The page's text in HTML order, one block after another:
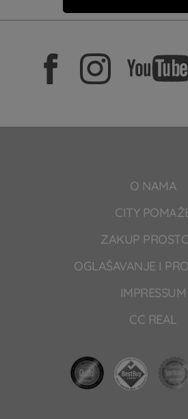
O NAMA
CITY
ZAKUP
OGLAŠAVANJE I
IMPRESSUM
CC REAL